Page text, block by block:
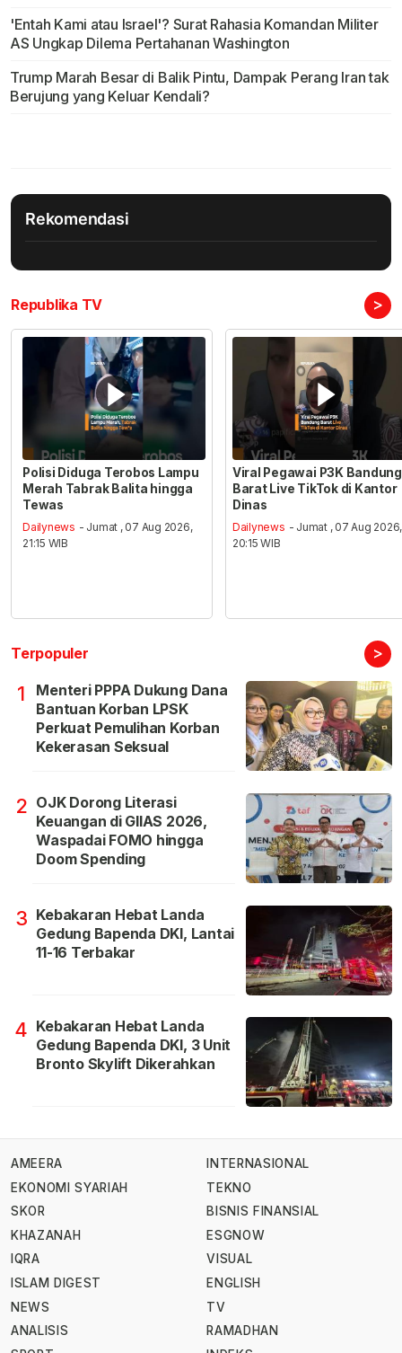
'Entah Kami atau Israel'? Surat Rahasia Komandan Militer
AS Ungkap Dilema Pertahanan Washington
Trump Marah Besar di Balik Pintu, Dampak Perang Iran tak
Berujung yang Keluar Kendali?
Rekomendasi
Republika TV >
Polisi Diduga Terobos Lampu
Merah Tabrak Balita hingga
Tewas
Dailynews - Jumat , 07 Aug 2026,
21:15 WIB
Viral Pegawai P3K Bandung
Barat Live TikTok di Kantor
Dinas
Dailynews - Jumat , 07 Aug 2026,
20:15 WIB
Terpopuler >
1
Menteri PPPA Dukung Dana
Bantuan Korban LPSK
Perkuat Pemulihan Korban
Kekerasan Seksual
2 OJK Dorong Literasi
Keuangan di GIIAS 2026,
Waspadai FOMO hingga
Doom Spending
3 Kebakaran Hebat Landa
Gedung Bapenda DKI, Lantai
11-16 Terbakar
4 Kebakaran Hebat Landa
Gedung Bapenda DKI, 3 Unit
Bronto Skylift Dikerahkan
AMEERA
EKONOMI SYARIAH
SKOR
KHAZANAH
IQRA
ISLAM DIGEST
NEWS
ANALISIS
INTERNASIONAL
TEKNO
BISNIS FINANSIAL
ESGNOW
VISUAL
ENGLISH
TV
RAMADHAN